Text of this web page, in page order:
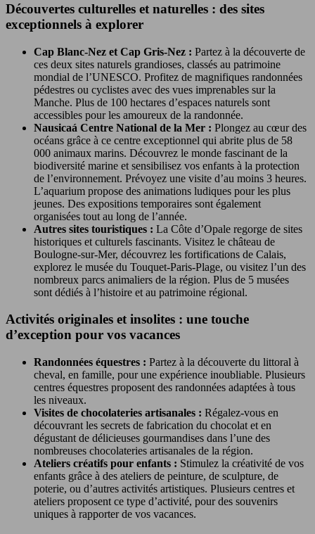
Découvertes culturelles et naturelles : des sites
exceptionnels à explorer
Cap Blanc-Nez et Cap Gris-Nez : Partez à la découverte de
ces deux sites naturels grandioses, classés au patrimoine
mondial de l’UNESCO. Profitez de magnifiques randonnées
pédestres ou cyclistes avec des vues imprenables sur la
Manche. Plus de 100 hectares d’espaces naturels sont
accessibles pour les amoureux de la randonnée.
Nausicaá Centre National de la Mer : Plongez au cœur des
océans grâce à ce centre exceptionnel qui abrite plus de 58
000 animaux marins. Découvrez le monde fascinant de la
biodiversité marine et sensibilisez vos enfants à la protection
de l’environnement. Prévoyez une visite d’au moins 3 heures.
L’aquarium propose des animations ludiques pour les plus
jeunes. Des expositions temporaires sont également
organisées tout au long de l’année.
Autres sites touristiques : La Côte d’Opale regorge de sites
historiques et culturels fascinants. Visitez le château de
Boulogne-sur-Mer, découvrez les fortifications de Calais,
explorez le musée du Touquet-Paris-Plage, ou visitez l’un des
nombreux parcs animaliers de la région. Plus de 5 musées
sont dédiés à l’histoire et au patrimoine régional.
Activités originales et insolites : une touche
d’exception pour vos vacances
Randonnées équestres : Partez à la découverte du littoral à
cheval, en famille, pour une expérience inoubliable. Plusieurs
centres équestres proposent des randonnées adaptées à tous
les niveaux.
Visites de chocolateries artisanales : Régalez-vous en
découvrant les secrets de fabrication du chocolat et en
dégustant de délicieuses gourmandises dans l’une des
nombreuses chocolateries artisanales de la région.
Ateliers créatifs pour enfants : Stimulez la créativité de vos
enfants grâce à des ateliers de peinture, de sculpture, de
poterie, ou d’autres activités artistiques. Plusieurs centres et
ateliers proposent ce type d’activité, pour des souvenirs
uniques à rapporter de vos vacances.